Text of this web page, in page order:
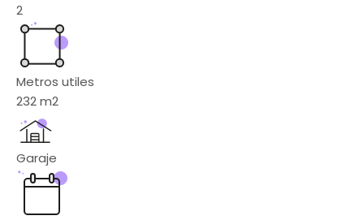
2
Metros utiles
232m2
Garaje